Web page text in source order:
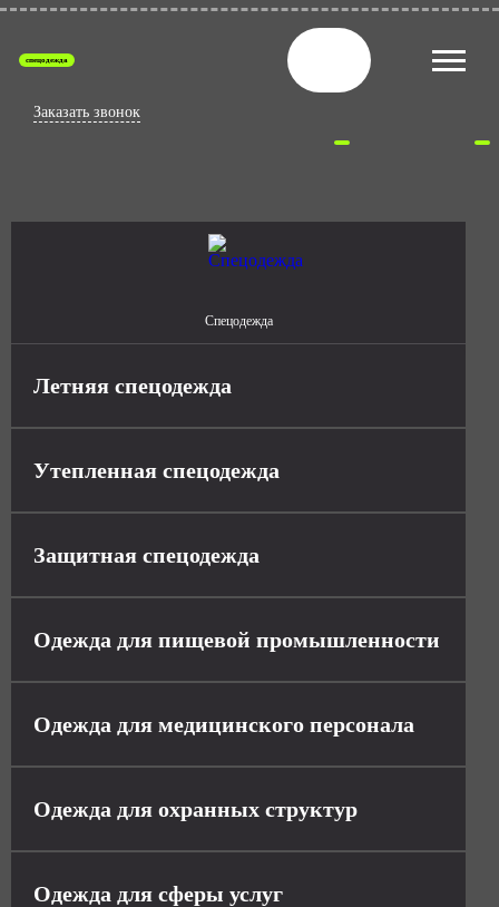
спецодежда
Заказать звонок
Спецодежда
Летняя спецодежда
Утепленная спецодежда
Защитная спецодежда
Одежда для пищевой промышленности
Одежда для медицинского персонала
Одежда для охранных структур
Одежда для сферы услуг